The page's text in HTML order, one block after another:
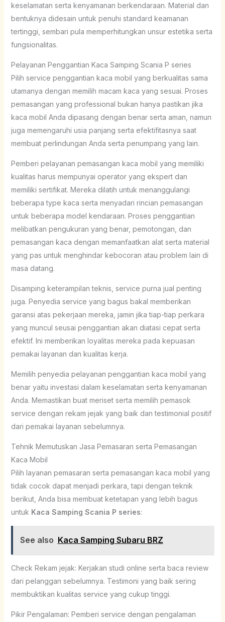
keselamatan serta kenyamanan berkendaraan. Material dan
bentuknya didesain untuk penuhi standard keamanan
tertinggi, sembari pula memperhitungkan unsur estetika serta
fungsionalitas.
Pelayanan Penggantian Kaca Samping Scania P series
Pilih service penggantian kaca mobil yang berkualitas sama
utamanya dengan memilih macam kaca yang sesuai. Proses
pemasangan yang professional bukan hanya pastikan jika
kaca mobil Anda dipasang dengan benar serta aman, namun
juga memengaruhi usia panjang serta efektifitasnya saat
membuat perlindungan Anda serta penumpang yang lain.
Pemberi pelayanan pemasangan kaca mobil yang memiliki
kualitas harus mempunyai operator yang ekspert dan
memiliki sertifikat. Mereka dilatih untuk menanggulangi
beberapa type kaca serta menyadari rincian pemasangan
untuk beberapa model kendaraan. Proses penggantian
melibatkan pengukuran yang benar, pemotongan, dan
pemasangan kaca dengan memanfaatkan alat serta material
yang pas untuk menghindar kebocoran atau problem lain di
masa datang.
Disamping keterampilan teknis, service purna jual penting
juga. Penyedia service yang bagus bakal memberikan
garansi atas pekerjaan mereka, jamin jika tiap-tiap perkara
yang muncul seusai penggantian akan diatasi cepat serta
efektif. Ini memberikan loyalitas mereka pada kepuasan
pemakai layanan dan kualitas kerja.
Memilih penyedia pelayanan penggantian kaca mobil yang
benar yaitu investasi dalam keselamatan serta kenyamanan
Anda. Memastikan buat meriset serta memilih pemasok
service dengan rekam jejak yang baik dan testimonial positif
dari pemakai layanan sebelumnya.
Tehnik Memutuskan Jasa Pemasaran serta Pemasangan
Kaca Mobil
Pilih layanan pemasaran serta pemasangan kaca mobil yang
tidak cocok dapat menjadi perkara, tapi dengan teknik
berikut, Anda bisa membuat ketetapan yang lebih bagus
untuk Kaca Samping Scania P series:
See also Kaca Samping Subaru BRZ
Check Rekam jejak: Kerjakan studi online serta baca review
dari pelanggan sebelumnya. Testimoni yang baik sering
membuktikan kualitas service yang cukup tinggi.
Pikir Pengalaman: Pemberi service dengan pengalaman